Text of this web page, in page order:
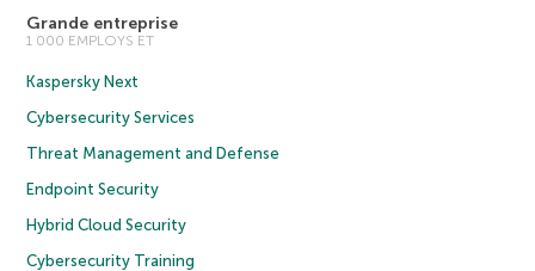
Grande entreprise
1 000 EMPLOYS ET
Kaspersky Next
Cybersecurity Services
Threat Management and Defense
Endpoint Security
Hybrid Cloud Security
Cybersecurity Training